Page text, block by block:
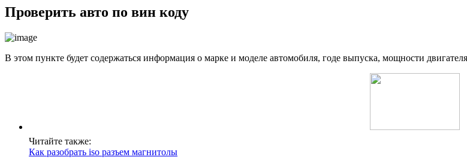
Проверить авто по вин коду
В этом пункте будет содержаться информация о марке и моделе автомобиля, годе выпуска, мощности
Читайте также:
Как разобрать iso разъем магнитолы